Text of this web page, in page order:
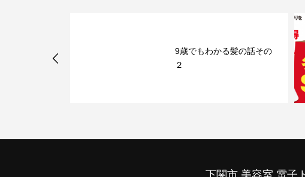
9歳でもわかる髪の話その
２
下関市 美容室 電子